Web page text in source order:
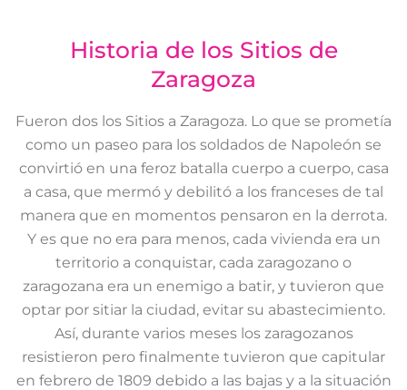
Historia de los Sitios de
Zaragoza
Fueron dos los Sitios a Zaragoza. Lo que se prometía
como un paseo para los soldados de Napoleón se
convirtió en una feroz batalla cuerpo a cuerpo, casa
a casa, que mermó y debilitó a los franceses de tal
manera que en momentos pensaron en la derrota.
Y es que no era para menos, cada vivienda era un
territorio a conquistar, cada zaragozano o
zaragozana era un enemigo a batir, y tuvieron que
optar por sitiar la ciudad, evitar su abastecimiento.
Así, durante varios meses los zaragozanos
resistieron pero finalmente tuvieron que capitular
en febrero de 1809 debido a las bajas y a la situación